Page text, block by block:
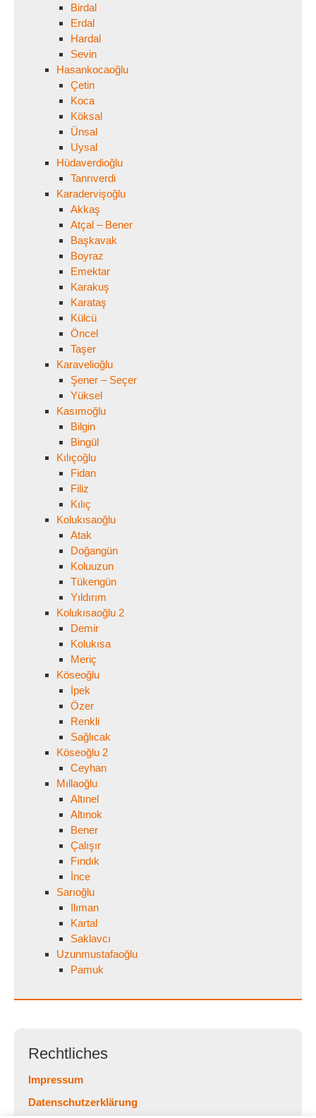
Birdal
Erdal
Hardal
Sevin
Hasankocaoğlu
Çetin
Koca
Köksal
Ünsal
Uysal
Hüdaverdioğlu
Tanrıverdi
Karadervişoğlu
Akkaş
Atçal – Bener
Başkavak
Boyraz
Emektar
Karakuş
Karataş
Külcü
Öncel
Taşer
Karavelioğlu
Şener – Seçer
Yüksel
Kasımoğlu
Bilgin
Bingül
Kılıçoğlu
Fidan
Filiz
Kılıç
Kolukısaoğlu
Atak
Doğangün
Koluuzun
Tükengün
Yıldırım
Kolukısaoğlu 2
Demir
Kolukısa
Meriç
Köseoğlu
İpek
Özer
Renkli
Sağlıcak
Köseoğlu 2
Ceyhan
Mıllaoğlu
Altınel
Altınok
Bener
Çalışır
Fındık
İnce
Sarıoğlu
Ilıman
Kartal
Saklavcı
Uzunmustafaoğlu
Pamuk
Rechtliches
Impressum
Datenschutzerklärung